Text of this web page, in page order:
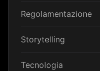
Regolamentazione
Storytelling
Tecnologia